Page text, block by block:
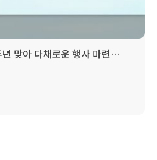
맞아 다채로운 행사 마련…